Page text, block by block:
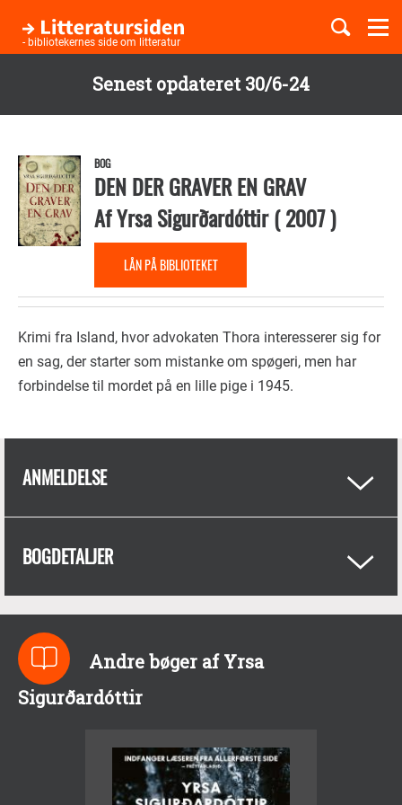
Senest opdateret 30/6-24
hovedindhold
- bibliotekernes side om litteratur
Børnebøger
Temaer
BOG
DEN DER GRAVER EN GRAV
AfYrsa Sigurðardóttir(2007)
LÅN PÅ BIBLIOTEKET
Krimi fra Island, hvor advokaten Thora interesserer sig for
en sag, der starter som mistanke om spøgeri, men har
forbindelse til mordet på en lille pige i 1945.
ANMELDELSE
BOGDETALJER
Andre bøger af Yrsa
Sigurðardóttir